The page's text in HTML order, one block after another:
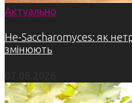
Актуально
Не-Saccharomyces: як
змінюють